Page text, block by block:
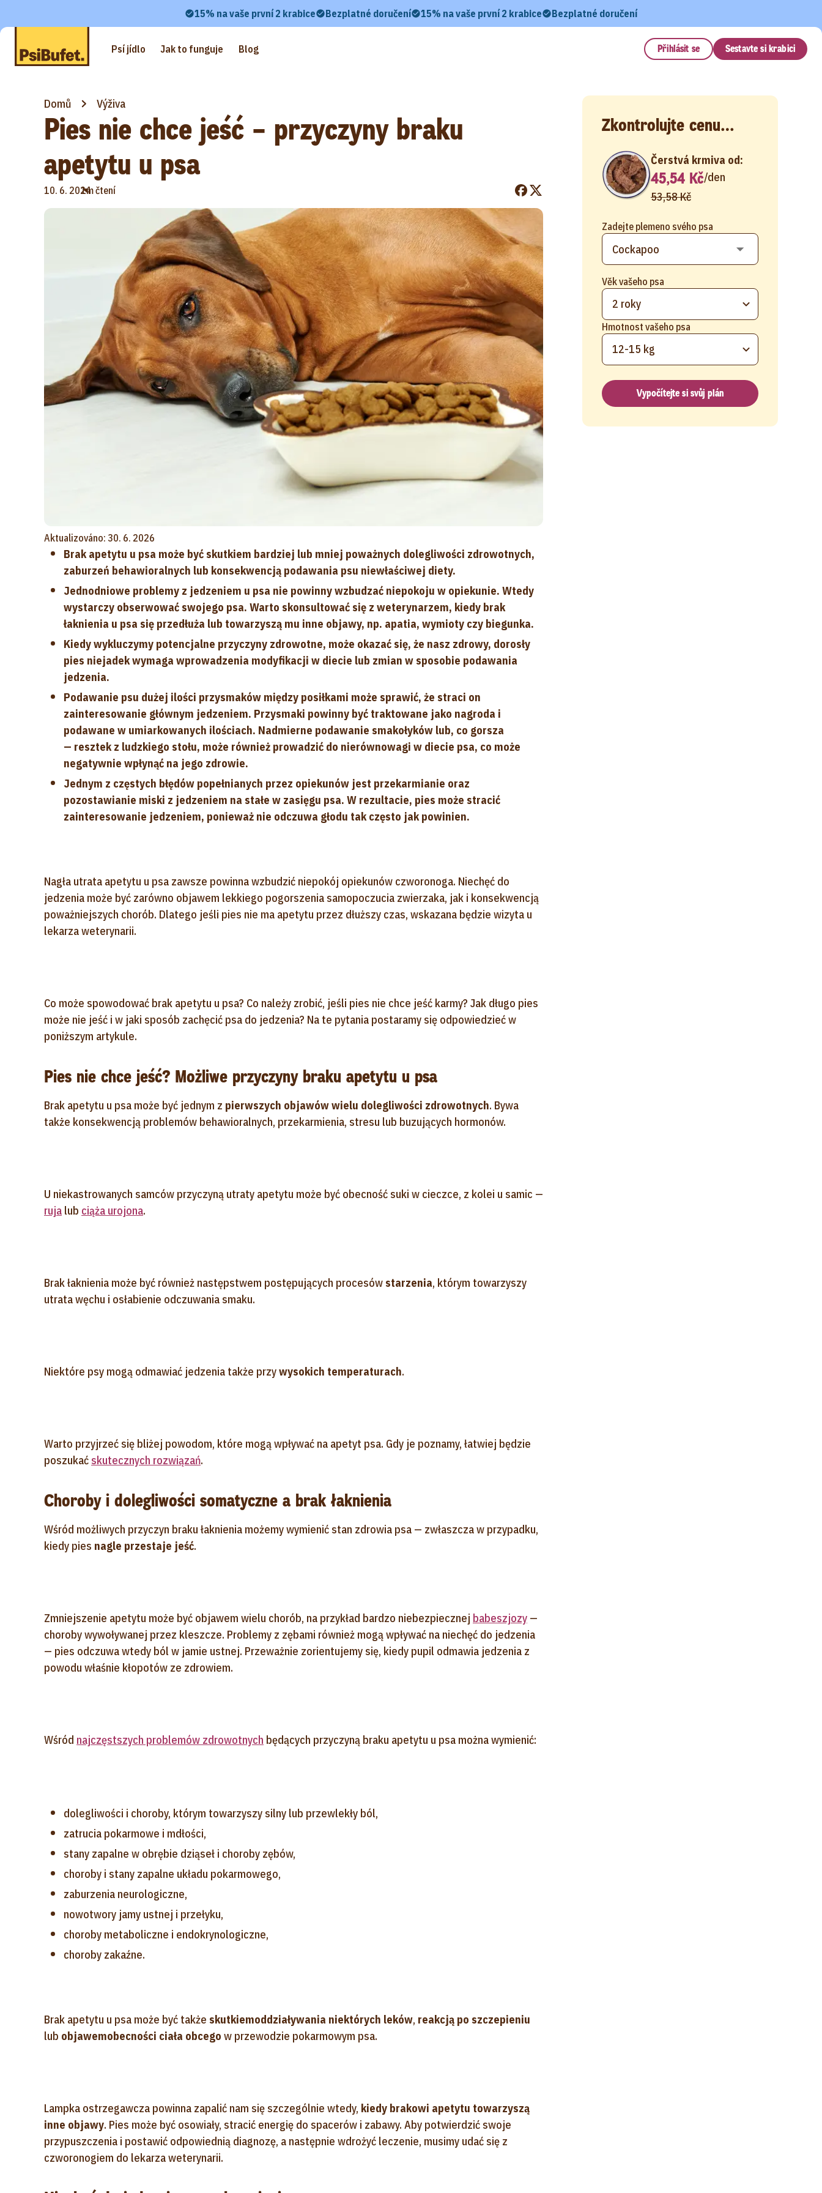
15% na vaše první 2 krabice Bezplatné doručení 15% na vaše první 2 krabice Bezplatné doručení
Psí jídlo Jak to funguje Blog Přihlásit se Sestavte si krabici
Domů Výživa
Pies nie chce jeść – przyczyny braku
apetytu u psa
10. 6. 2024
•
1m čtení
Aktualizováno: 30. 6. 2026
Brak apetytu u psa może być skutkiem bardziej lub mniej poważnych dolegliwości zdrowotnych,
zaburzeń behawioralnych lub konsekwencją podawania psu niewłaściwej diety.
Jednodniowe problemy z jedzeniem u psa nie powinny wzbudzać niepokoju w opiekunie. Wtedy
wystarczy obserwować swojego psa. Warto skonsultować się z weterynarzem, kiedy brak
łaknienia u psa się przedłuża lub towarzyszą mu inne objawy, np. apatia, wymioty czy biegunka.
Kiedy wykluczymy potencjalne przyczyny zdrowotne, może okazać się, że nasz zdrowy, dorosły
pies niejadek wymaga wprowadzenia modyfikacji w diecie lub zmian w sposobie podawania
jedzenia.
Podawanie psu dużej ilości przysmaków między posiłkami może sprawić, że straci on
zainteresowanie głównym jedzeniem. Przysmaki powinny być traktowane jako nagroda i
podawane w umiarkowanych ilościach. Nadmierne podawanie smakołyków lub, co gorsza
— resztek z ludzkiego stołu, może również prowadzić do nierównowagi w diecie psa, co może
negatywnie wpłynąć na jego zdrowie.
Jednym z częstych błędów popełnianych przez opiekunów jest przekarmianie oraz
pozostawianie miski z jedzeniem na stałe w zasięgu psa. W rezultacie, pies może stracić
zainteresowanie jedzeniem, ponieważ nie odczuwa głodu tak często jak powinien.
Nagła utrata apetytu u psa zawsze powinna wzbudzić niepokój opiekunów czworonoga. Niechęć do
jedzenia może być zarówno objawem lekkiego pogorszenia samopoczucia zwierzaka, jak i konsekwencją
poważniejszych chorób. Dlatego jeśli pies nie ma apetytu przez dłuższy czas, wskazana będzie wizyta u
lekarza weterynarii.
Co może spowodować brak apetytu u psa? Co należy zrobić, jeśli pies nie chce jeść karmy? Jak długo pies
może nie jeść i w jaki sposób zachęcić psa do jedzenia? Na te pytania postaramy się odpowiedzieć w
poniższym artykule.
Pies nie chce jeść? Możliwe przyczyny braku apetytu u psa
Brak apetytu u psa może być jednym z pierwszych objawów wielu dolegliwości zdrowotnych. Bywa
także konsekwencją problemów behawioralnych, przekarmienia, stresu lub buzujących hormonów.
U niekastrowanych samców przyczyną utraty apetytu może być obecność suki w cieczce, z kolei u samic —
ruja lub ciąża urojona.
Brak łaknienia może być również następstwem postępujących procesówstarzenia, którym towarzyszy
utrata węchu i osłabienie odczuwania smaku.
Niektóre psy mogą odmawiać jedzenia także przywysokich temperaturach.
Warto przyjrzeć się bliżej powodom, które mogą wpływać na apetyt psa. Gdy je poznamy, łatwiej będzie
poszukać skutecznych rozwiązań.
Choroby i dolegliwości somatyczne a brak łaknienia
Wśród możliwych przyczyn braku łaknienia możemy wymienić stan zdrowia psa — zwłaszcza w przypadku,
kiedy pies nagle przestaje jeść.
Zmniejszenie apetytu może być objawem wielu chorób, na przykład bardzo niebezpiecznej babeszjozy —
choroby wywoływanej przez kleszcze. Problemy z zębami również mogą wpływać na niechęć do jedzenia
— pies odczuwa wtedy ból w jamie ustnej. Przeważnie zorientujemy się, kiedy pupil odmawia jedzenia z
powodu właśnie kłopotów ze zdrowiem.
Wśród najczęstszych problemów zdrowotnych będących przyczyną braku apetytu u psa można wymienić:
dolegliwości i choroby, którym towarzyszy silny lub przewlekły ból,
zatrucia pokarmowe i mdłości,
stany zapalne w obrębie dziąseł i choroby zębów,
choroby i stany zapalne układu pokarmowego,
zaburzenia neurologiczne,
nowotwory jamy ustnej i przełyku,
choroby metaboliczne i endokrynologiczne,
choroby zakaźne.
Brak apetytu u psa może być także skutkiemoddziaływania niektórych leków, reakcją po szczepieniu
lub objawemobecności ciała obcego w przewodzie pokarmowym psa.
Lampka ostrzegawcza powinna zapalić nam się szczególnie wtedy, kiedy brakowi apetytu towarzyszą
inne objawy. Pies może być osowiały, stracić energię do spacerów i zabawy. Aby potwierdzić swoje
przypuszczenia i postawić odpowiednią diagnozę, a następnie wdrożyć leczenie, musimy udać się z
czworonogiem do lekarza weterynarii.
Zkontrolujte cenu…
Zadejte plemeno svého psa
Věk vašeho psa
2 roky
Hmotnost vašeho psa
12-15 kg
Čerstvá krmiva od:
45,54 Kč/den
53,58 Kč
Vypočítejte si svůj plán